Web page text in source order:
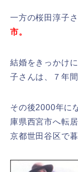
一方の桜田淳子
市。
結婚をきっかけ
子さんは、７年
その後2000年に
庫県西宮市へ転
京都世田谷区で